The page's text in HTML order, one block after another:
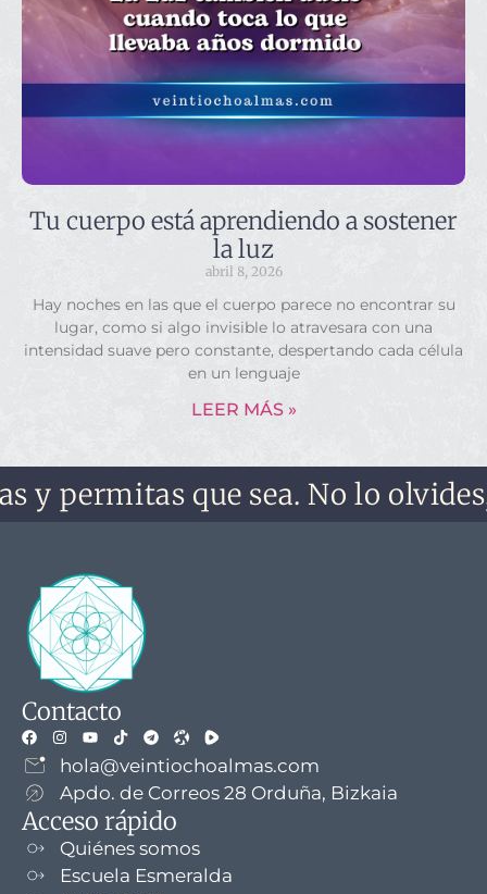
Tu cuerpo está aprendiendo a sostener
la luz
abril 8, 2026
Hay noches en las que el cuerpo parece no encontrar su
lugar, como si algo invisible lo atravesara con una
intensidad suave pero constante, despertando cada célula
en un lenguaje
LEER MÁS »
que sea. No lo olvides, no te
Contacto
hola@veintiochoalmas.com
Apdo. de Correos 28 Orduña, Bizkaia
Acceso rápido
Quiénes somos
Escuela Esmeralda